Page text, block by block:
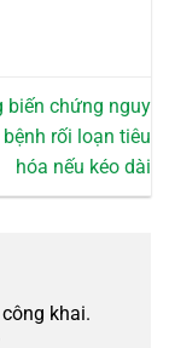
biến chứng nguy
rối loạn tiêu
hóa nếu kéo dài
khai.